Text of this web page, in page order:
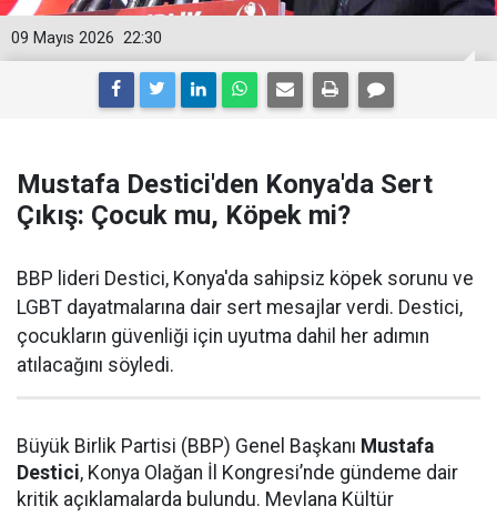
22:30
09 Mayıs 2026
Mustafa Destici'den Konya'da Sert
Çıkış: Çocuk mu, Köpek mi?
BBP lideri Destici, Konya'da sahipsiz köpek sorunu ve
LGBT dayatmalarına dair sert mesajlar verdi. Destici,
çocukların güvenliği için uyutma dahil her adımın
atılacağını söyledi.
Büyük Birlik Partisi (BBP) Genel Başkanı Mustafa
Destici, Konya Olağan İl Kongresi’nde gündeme dair
kritik açıklamalarda bulundu. Mevlana Kültür